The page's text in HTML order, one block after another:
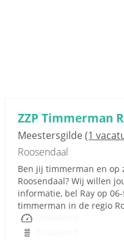
ZZP Timmerman
Meestersgilde(1
Roosendaal
Ben jij timmerman en op
Roosendaal? Wij willen
informatie, bel Ray op
timmerman in de regio